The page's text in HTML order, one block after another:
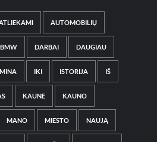
AUTOMOBILIŲ
BMW DARBAI DAUGIAU
IKI ISTORIJA IŠ
KAUNE KAUNO
MANO MIESTO NAUJĄ